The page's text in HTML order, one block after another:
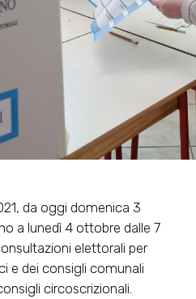
da oggi domenica 3
a lunedì 4 ottobre dalle 7
elettorali per
e dei consigli comunali
circoscrizionali.